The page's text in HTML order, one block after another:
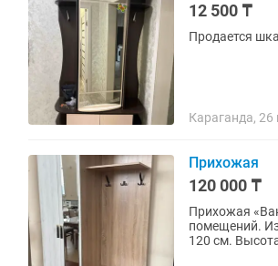
12 500 ₸
Продается
Караганда, 26
Прихожая
120 000 ₸
Прихожая
помещений.